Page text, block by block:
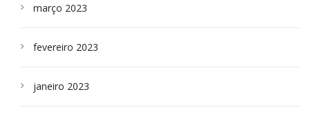
março 2023
fevereiro 2023
janeiro 2023